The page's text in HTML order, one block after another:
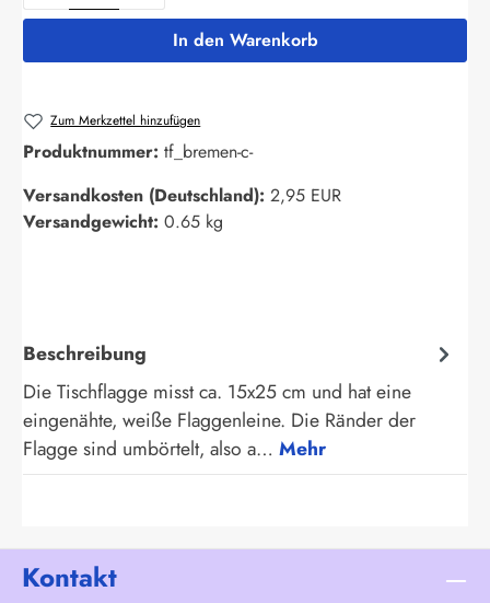
In den Warenkorb
Zum Merkzettel hinzufügen
Produktnummer: tf_bremen-c-
Versandkosten (Deutschland): 2,95 EUR
Versandgewicht: 0.65 kg
Beschreibung
Die Tischflagge misst ca. 15x25 cm und hat eine
eingenähte, weiße Flaggenleine. Die Ränder der
Flagge sind umbörtelt, also a… Mehr
Kontakt